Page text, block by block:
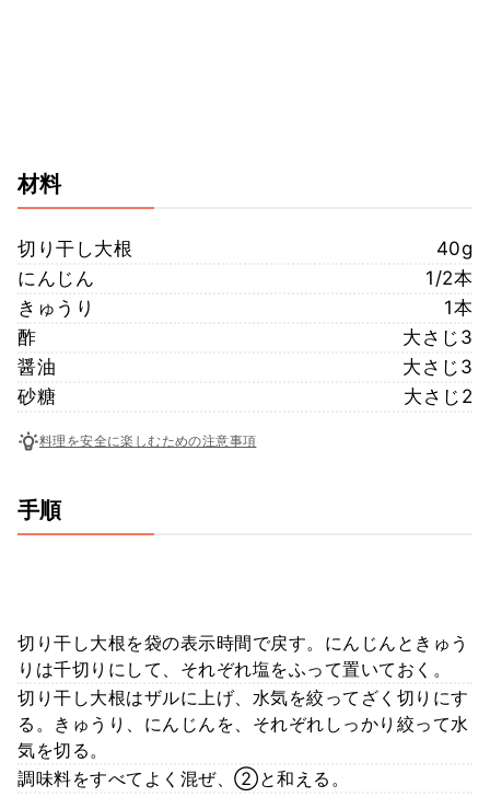
材料
切り干し大根
40g
にんじん
1/2本
きゅうり
1本
酢
大さじ3
醤油
大さじ3
砂糖
大さじ2
料理を安全に楽しむための注意事項
手順
切り干し大根を袋の表示時間で戻す。にんじんときゅう
りは千切りにして、それぞれ塩をふって置いておく。
切り干し大根はザルに上げ、水気を絞ってざく切りにす
る。きゅうり、にんじんを、それぞれしっかり絞って水
気を切る。
調味料をすべてよく混ぜ、②と和える。